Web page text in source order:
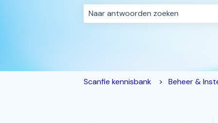
Scanfie kennisbank Beheer &